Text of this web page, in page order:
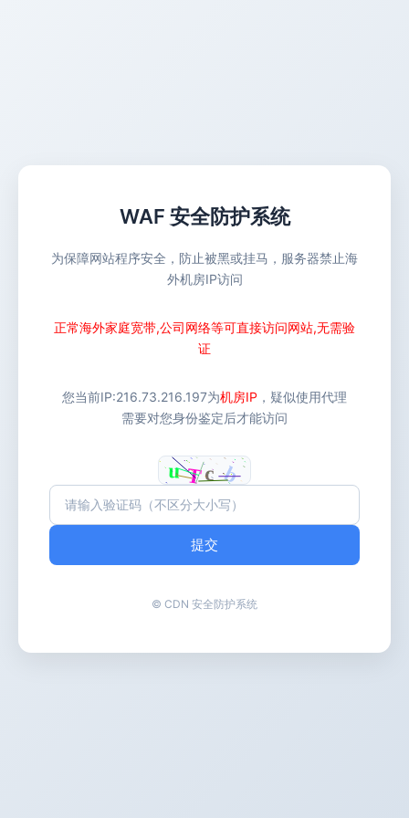
WAF 安全防护系统
为保障网站程序安全，防止被黑或挂马，服务器禁止海
外机房IP访问
正常海外家庭宽带,公司网络等可直接访问网站,无需验
证
您当前IP:216.73.216.197为机房IP ，疑似使用代理
需要对您身份鉴定后才能访问
提交
© CDN 安全防护系统